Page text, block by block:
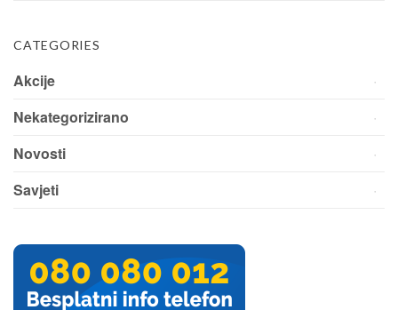
CATEGORIES
Akcije
Nekategorizirano
Novosti
Savjeti